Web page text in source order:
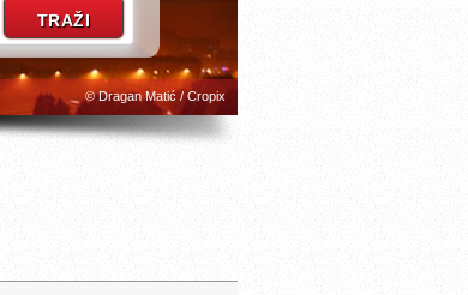
© Dragan Matić / Cropix